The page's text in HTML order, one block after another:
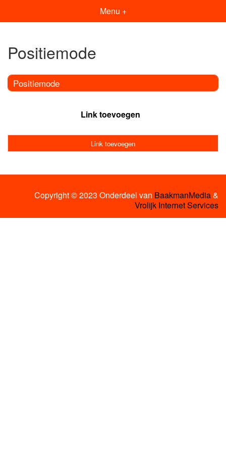
Menu +
Positiemode
Positiemode
Link toevoegen
Link toevoegen
Copyright © 2023 Onderdeel van BaakmanMedia&
Vrolijk Internet Services